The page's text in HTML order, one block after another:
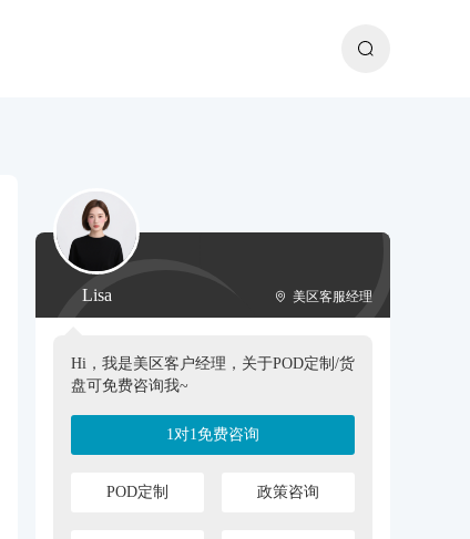
Lisa 美区客服经理
Hi，我是美区客户经理，关于POD定制/货
盘可免费咨询我~
1对1免费咨询
POD定制 政策咨询